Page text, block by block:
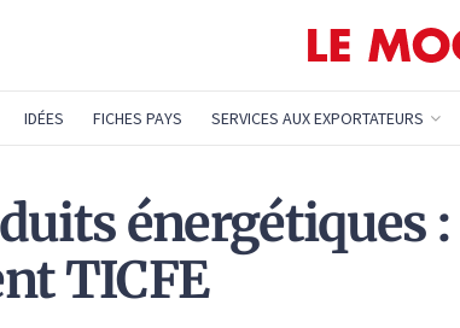
IDÉES FICHES PAYS SERVICES AUX EXPORTATEURS
énergétiques :
TICFE